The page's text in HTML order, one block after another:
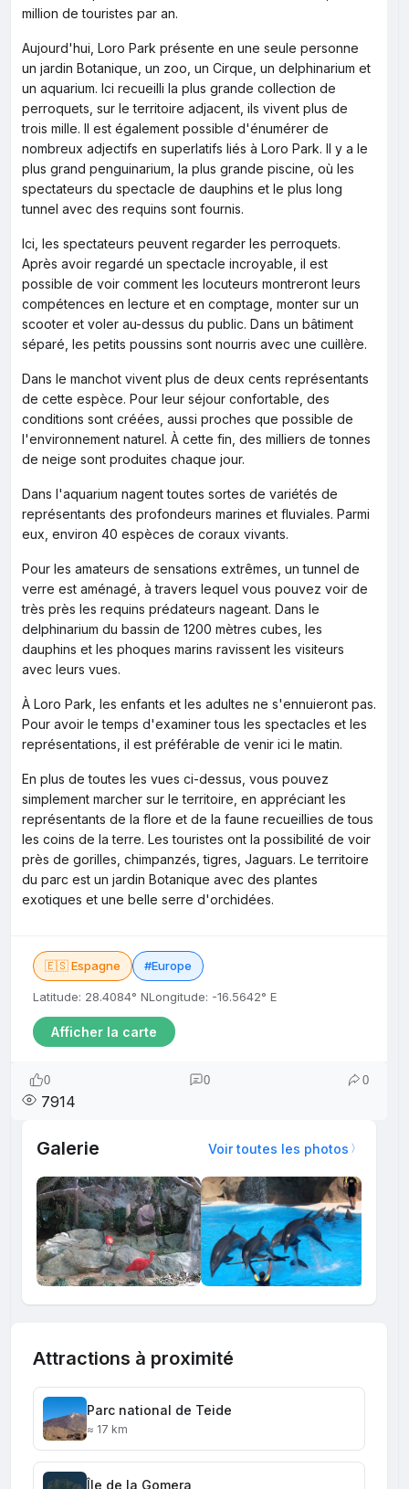
million de touristes par an.
Aujourd'hui, Loro Park présente en une seule personne
un jardin Botanique, un zoo, un Cirque, un delphinarium et
un aquarium. Ici recueilli la plus grande collection de
perroquets, sur le territoire adjacent, ils vivent plus de
trois mille. Il est également possible d'énumérer de
nombreux adjectifs en superlatifs liés à Loro Park. Il y a le
plus grand penguinarium, la plus grande piscine, où les
spectateurs du spectacle de dauphins et le plus long
tunnel avec des requins sont fournis.
Ici, les spectateurs peuvent regarder les perroquets.
Après avoir regardé un spectacle incroyable, il est
possible de voir comment les locuteurs montreront leurs
compétences en lecture et en comptage, monter sur un
scooter et voler au-dessus du public. Dans un bâtiment
séparé, les petits poussins sont nourris avec une cuillère.
Dans le manchot vivent plus de deux cents représentants
de cette espèce. Pour leur séjour confortable, des
conditions sont créées, aussi proches que possible de
l'environnement naturel. À cette fin, des milliers de tonnes
de neige sont produites chaque jour.
Dans l'aquarium nagent toutes sortes de variétés de
représentants des profondeurs marines et fluviales. Parmi
eux, environ 40 espèces de coraux vivants.
Pour les amateurs de sensations extrêmes, un tunnel de
verre est aménagé, à travers lequel vous pouvez voir de
très près les requins prédateurs nageant. Dans le
delphinarium du bassin de 1200 mètres cubes, les
dauphins et les phoques marins ravissent les visiteurs
avec leurs vues.
À Loro Park, les enfants et les adultes ne s'ennuieront pas.
Pour avoir le temps d'examiner tous les spectacles et les
représentations, il est préférable de venir ici le matin.
En plus de toutes les vues ci-dessus, vous pouvez
simplement marcher sur le territoire, en appréciant les
représentants de la flore et de la faune recueillies de tous
les coins de la terre. Les touristes ont la possibilité de voir
près de gorilles, chimpanzés, tigres, Jaguars. Le territoire
du parc est un jardin Botanique avec des plantes
exotiques et une belle serre d'orchidées.
🇪🇸 Espagne #Europe
Latitude: 28.4084° NLongitude: -16.5642° E
Afficher la carte
0 0 0
7914
Galerie Voir toutes les photos
Attractions à proximité
Parc national de Teide
≈ 17 km
Île de la Gomera